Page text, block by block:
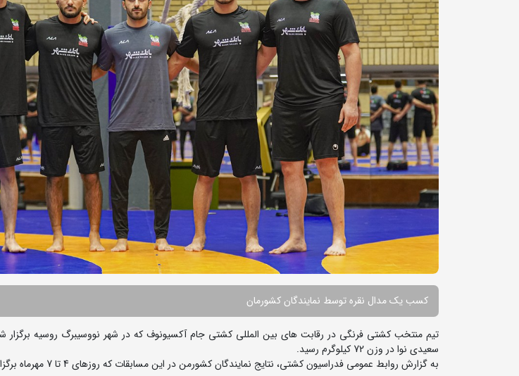
کسب یک مدال نقره توسط نمایندگان کشورمان
تیم منتخب کشتی فرنگی در رقابت های بین المللی کشتی جام آکسیونوف که در شهر نووسیبرگ روسیه برگزار
سعیدی نوا در وزن 72 کیلوگرم رسید.
به گزارش روابط عمومی فدراسیون کشتی، نتایج نمایندگان کشورمن در این مسابقات که روزهای 4 تا 7 مهرماه برگزار شد، به شرح زیر است: